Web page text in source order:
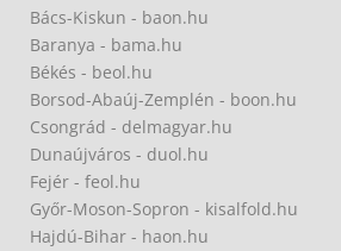
Bács-Kiskun - baon.hu
Baranya - bama.hu
Békés - beol.hu
Borsod-Abaúj-Zemplén - boon.hu
Csongrád - delmagyar.hu
Dunaújváros - duol.hu
Fejér - feol.hu
Győr-Moson-Sopron - kisalfold.hu
Hajdú-Bihar - haon.hu